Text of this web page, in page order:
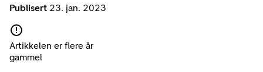
Publisert 23. jan. 2023
Artikkelen er flere år
gammel